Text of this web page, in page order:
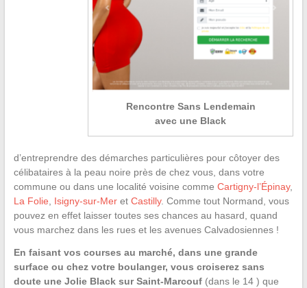
Rencontre Sans Lendemain
avec une Black
d’entreprendre des démarches particulières pour côtoyer des
célibataires à la peau noire près de chez vous, dans votre
commune ou dans une localité voisine comme Cartigny-l’Épinay,
La Folie
Isigny-sur-Meret Castilly. Comme tout Normand, vous
pouvez en effet laisser toutes ses chances au hasard, quand
vous marchez dans les rues et les avenues Calvadosiennes !
En faisant vos courses au marché, dans une grande
surface ou chez votre boulanger, vous croiserez sans
doute une Jolie Black sur Saint-Marcouf(dans le 14 ) que